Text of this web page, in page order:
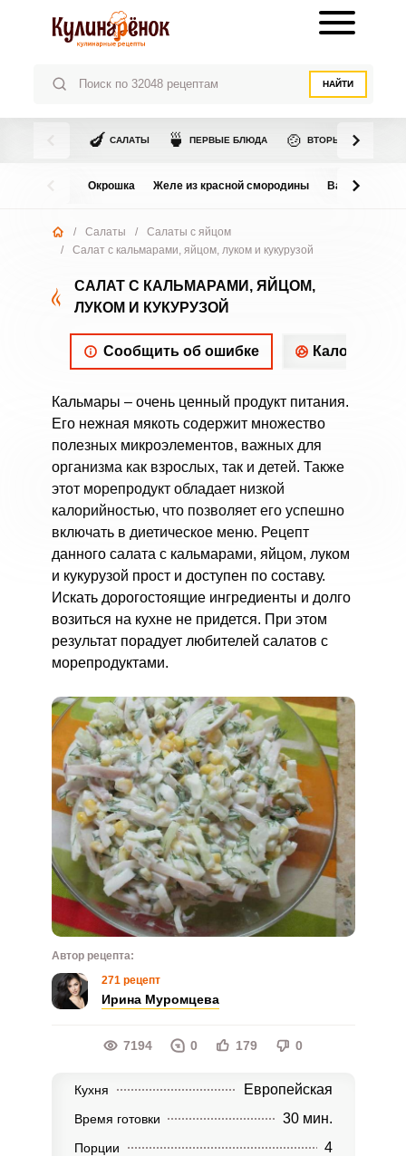
НАЙТИ
🍆 САЛАТЫ 🍵 ПЕРВЫЕ БЛЮДА 🍲 ВТОРЫЕ БЛЮДА
Окрошка Желе из красной смородины Варенье из
/ Салаты /
Салаты с яйцом
/
Салат с кальмарами, яйцом, луком и кукурузой
САЛАТ С КАЛЬМАРАМИ, ЯЙЦОМ,
ЛУКОМ И КУКУРУЗОЙ
Сообщить об ошибке
Кальмары – очень ценный продукт питания.
Его нежная мякоть содержит множество
полезных микроэлементов, важных для
организма как взрослых, так и детей. Также
этот морепродукт обладает низкой
калорийностью, что позволяет его успешно
включать в диетическое меню. Рецепт
данного салата с кальмарами, яйцом, луком
и кукурузой прост и доступен по составу.
Искать дорогостоящие ингредиенты и долго
возиться на кухне не придется. При этом
результат порадует любителей салатов с
морепродуктами.
Автор рецепта:
271 рецепт
Ирина Муромцева
7194 0 179 0
Кухня Европейская
Время готовки 30 мин.
Порции 4